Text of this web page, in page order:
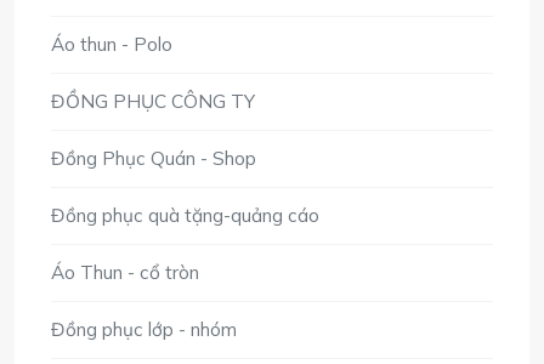
Áo thun - Polo
ĐỒNG PHỤC CÔNG TY
Đồng Phục Quán - Shop
Đồng phục quà tặng-quảng cáo
Áo Thun - cổ tròn
Đồng phục lớp - nhóm